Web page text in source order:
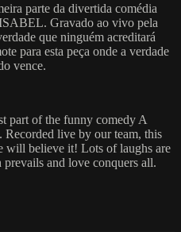
parte da divertida comédia
Gravado ao vivo pela
que ninguém acreditará
para esta peça onde a verdade
vence.
part of the funny comedy A
live by our team, this
will believe it! Lots of laughs are
and love conquers all.